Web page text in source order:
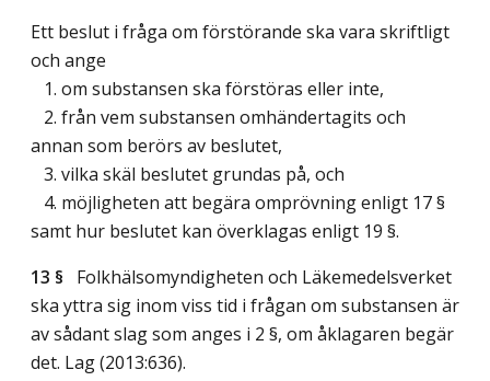
Ett beslut i fråga om förstörande ska vara skriftligt
och ange
1. om substansen ska förstöras eller inte,
2. från vem substansen omhändertagits och
annan som berörs av beslutet,
3. vilka skäl beslutet grundas på, och
4. möjligheten att begära omprövning enligt 17 §
samt hur beslutet kan överklagas enligt 19 §.
13 § Folkhälsomyndigheten och Läkemedelsverket
ska yttra sig inom viss tid i frågan om substansen är
av sådant slag som anges i 2 §, om åklagaren begär
det. Lag (2013:636).